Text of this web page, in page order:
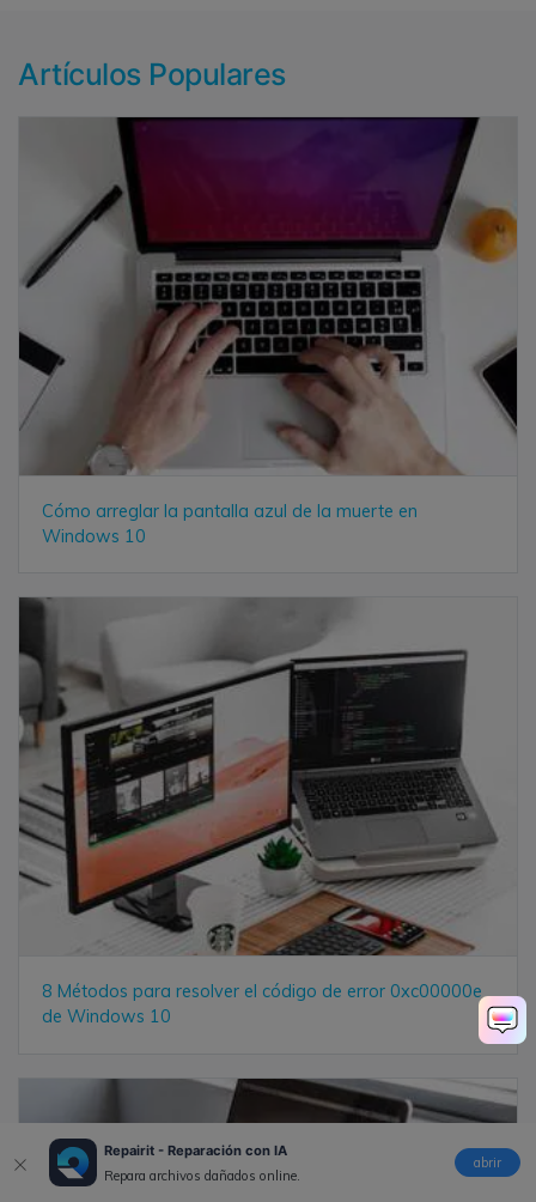
Repairit - Reparación con IA
Repara archivos dañados online.
abrir
Artículos Populares
Cómo arreglar la pantalla azul de la muerte en
Windows 10
8 Métodos para resolver el código de error 0xc00000e
de Windows 10